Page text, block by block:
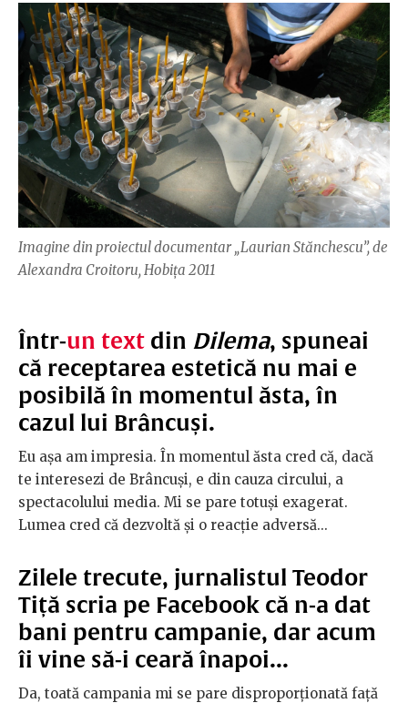
Imagine din proiectul documentar „Laurian Stănchescu”, de
Alexandra Croitoru, Hobița 2011
Într-un text din Dilema, spuneai
că receptarea estetică nu mai e
posibilă în momentul ăsta, în
cazul lui Brâncuși.
Eu așa am impresia. În momentul ăsta cred că, dacă
te interesezi de Brâncuși, e din cauza circului, a
spectacolului media. Mi se pare totuși exagerat.
Lumea cred că dezvoltă și o reacție adversă...
Zilele trecute, jurnalistul Teodor
Tiță scria pe Facebook că n-a dat
bani pentru campanie, dar acum
îi vine să-i ceară înapoi...
Da, toată campania mi se pare disproporționată față